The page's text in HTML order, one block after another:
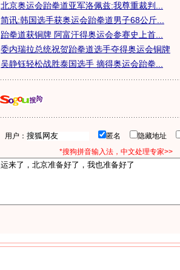
北京奥运会跆拳道亚军洛佩兹:我尊重裁判...
简讯:韩国选手获奥运会跆拳道男子68公斤...
跆拳道获铜牌 阿富汗得奥运会参赛史上首...
委内瑞拉总统祝贺跆拳道选手夺得奥运会铜牌
吴静钰轻松战胜泰国选手 摘得奥运会跆拳...
用户： 匿名 隐藏地址
*搜狗拼音输入法，中文处理专家>>